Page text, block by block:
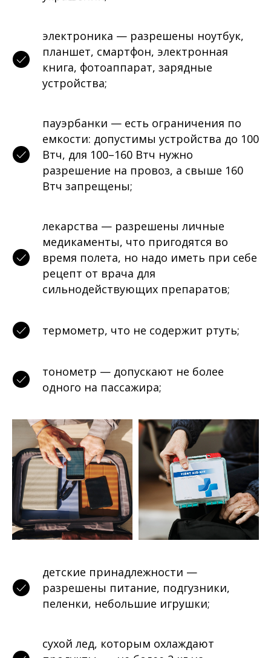
электроника — разрешены ноутбук,
планшет, смартфон, электронная
книга, фотоаппарат, зарядные
устройства;
пауэрбанки — есть ограничения по
емкости: допустимы устройства до 100
Втч, для 100–160 Втч нужно
разрешение на провоз, а свыше 160
Втч запрещены;
лекарства — разрешены личные
медикаменты, что пригодятся во
время полета, но надо иметь при себе
рецепт от врача для
сильнодействующих препаратов;
термометр, что не содержит ртуть;
тонометр — допускают не более
одного на пассажира;
детские принадлежности —
разрешены питание, подгузники,
пеленки, небольшие игрушки;
сухой лед, которым охлаждают